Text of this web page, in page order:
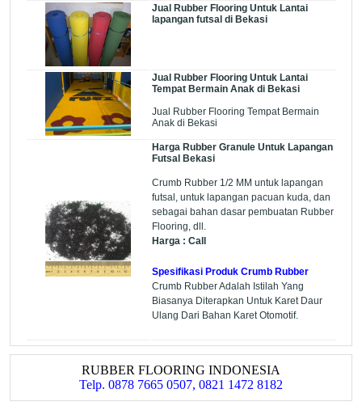
Jual Rubber Flooring Untuk Lantai
lapangan futsal di Bekasi
Jual Rubber Flooring Untuk Lantai
Tempat Bermain Anak di Bekasi
Jual Rubber Flooring Tempat Bermain
Anak di Bekasi
Harga Rubber Granule Untuk Lapangan
Futsal Bekasi
Crumb Rubber 1/2 MM untuk lapangan
futsal, untuk lapangan pacuan kuda, dan
sebagai bahan dasar pembuatan Rubber
Flooring, dll.
Harga : Call
Spesifikasi Produk Crumb Rubber
Crumb Rubber Adalah Istilah Yang
Biasanya Diterapkan Untuk Karet Daur
Ulang Dari Bahan Karet Otomotif.
RUBBER FLOORING INDONESIA
Telp. 0878 7665 0507, 0821 1472 8182